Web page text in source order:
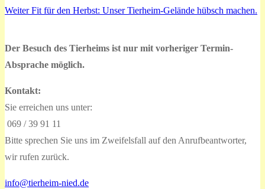
Weiter Nächster
Fit für den Herbst: Unser Tierheim-Gelände hübsch machen.
Der Besuch des Tierheims ist nur mit vorheriger Termin-
Absprache möglich.
Kontakt:
Sie erreichen uns unter:
069 / 39 91 11
Bitte sprechen Sie uns im Zweifelsfall auf den Anrufbeantworter,
wir rufen zurück.
info@tierheim-nied.de